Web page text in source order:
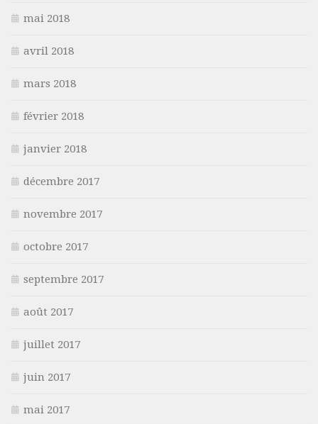
mai 2018
avril 2018
mars 2018
février 2018
janvier 2018
décembre 2017
novembre 2017
octobre 2017
septembre 2017
août 2017
juillet 2017
juin 2017
mai 2017